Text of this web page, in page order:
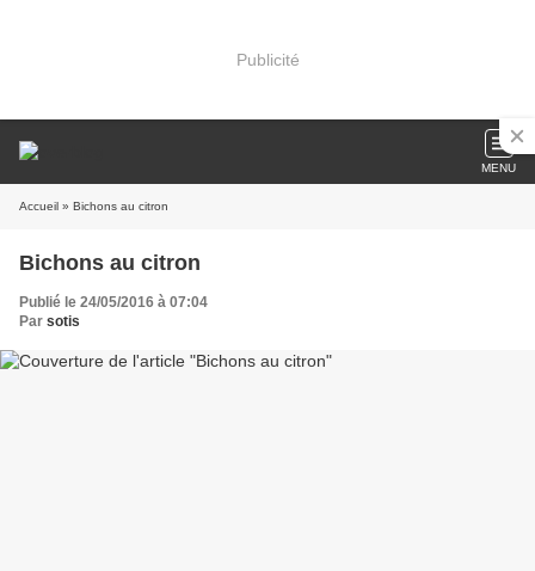
Publicité
MENU
Accueil » Bichons au citron
Bichons au citron
Publié le 24/05/2016 à 07:04
Par sotis